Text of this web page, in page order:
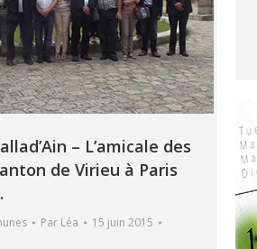
– L’amicale des
de Virieu à Paris
Par Léa
15 juin 2015